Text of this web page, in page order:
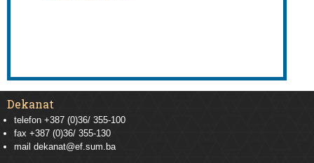
Dekanat
telefon +387 (0)36/ 355-100
fax +387 (0)36/ 355-130
mail dekanat@ef.sum.ba